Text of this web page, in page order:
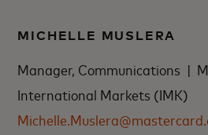
MICHELLE MUSLERA
Manager, Communications |
International Markets (IMK)